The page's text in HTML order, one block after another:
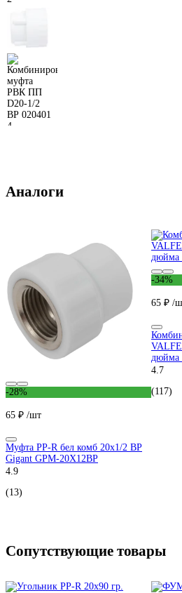
Аналоги
-28%
65 ₽ /шт
Муфта PP-R бел комб 20х1/2 ВР
Gigant GPM-20X12ВР
4.9
(13)
-34%
65 ₽ /
дюйма
4.7
(117)
Сопутствующие товары